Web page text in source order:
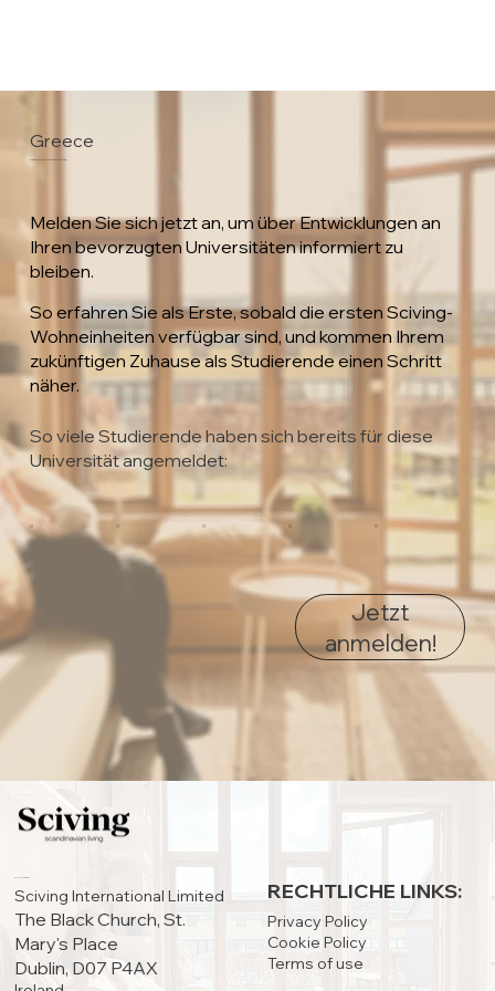
Greece
Democritus University of Thrace
Melden Sie sich jetzt an, um über Entwicklungen an
Ihren bevorzugten Universitäten informiert zu
bleiben.
So erfahren Sie als Erste, sobald die ersten Sciving-
Wohneinheiten verfügbar sind, und kommen Ihrem
zukünftigen Zuhause als Studierende einen Schritt
näher.
So viele Studierende haben sich bereits für diese
Universität angemeldet:
0
0
0
0
0
Jetzt
anmelden!
HAUPTSITZ:
Sciving International Limited
The Black Church, St.
Mary's Place
Dublin, D07 P4AX
RECHTLICHE LINKS:
Privacy Policy
Cookie Policy
Terms of use